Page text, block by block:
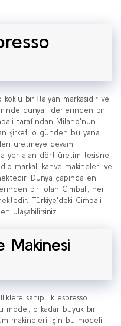
bir İtalyan markasıdır ve
dünya liderlerinden biri
tarafından Milano'nun
şirket, o günden bu yana
üretmeye devam
yer alan dört üretim tesisine
markalı kahve makineleri ve
Dünya çapında en
biri olan Cimbali, her
Türkiye'deki Cimbali
ulaşabilirsiniz.
Makinesi
sahip ilk espresso
model, o kadar büyük bir
makineleri için bu modeli